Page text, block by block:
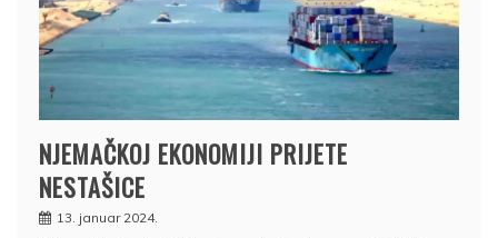
NJEMAČKOJ EKONOMIJI PRIJETE
NESTAŠICE
13. januar 2024.